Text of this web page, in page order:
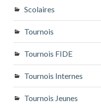
Scolaires
Tournois
Tournois FIDE
Tournois Internes
Tournois Jeunes